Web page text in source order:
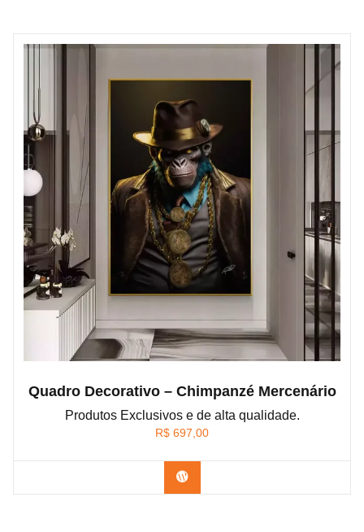
Quadro Decorativo – Chimpanzé Mercenário
Produtos Exclusivos e de alta qualidade.
R$ 697,00
Confira os modelos